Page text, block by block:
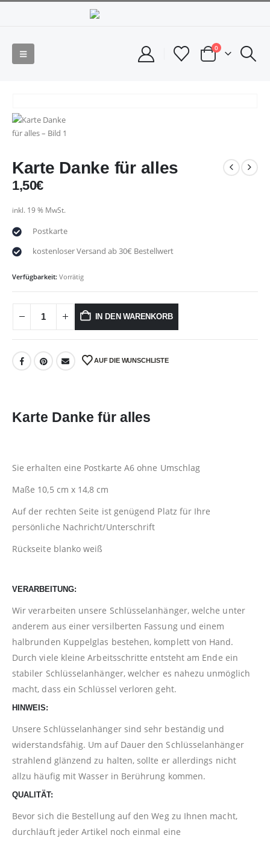
0
Karte Danke für alles
1,50€
inkl. 19 % MwSt.
Postkarte
kostenloser Versand ab 30€ Bestellwert
Verfügbarkeit: Vorrätig
IN DEN WARENKORB
AUF DIE WUNSCHLISTE
Karte Danke für alles
Sie erhalten eine Postkarte A6 ohne Umschlag
Maße 10,5 cm x 14,8 cm
Auf der rechten Seite ist genügend Platz für Ihre
persönliche Nachricht/Unterschrift
Rückseite blanko weiß
VERARBEITUNG:
Wir verarbeiten unsere Schlüsselanhänger, welche unter
anderem aus einer versilberten Fassung und einem
halbrunden Kuppelglas bestehen, komplett von Hand.
Durch viele kleine Arbeitsschritte entsteht am Ende ein
stabiler Schlüsselanhänger, welcher es nahezu unmöglich
macht, dass ein Schlüssel verloren geht.
HINWEIS:
Unsere Schlüsselanhänger sind sehr beständig und
widerstandsfähig. Um auf Dauer den Schlüsselanhänger
strahlend glänzend zu halten, sollte er allerdings nicht
allzu häufig mit Wasser in Berührung kommen.
QUALITÄT:
Bevor sich die Bestellung auf den Weg zu Ihnen macht,
durchläuft jeder Artikel noch einmal eine